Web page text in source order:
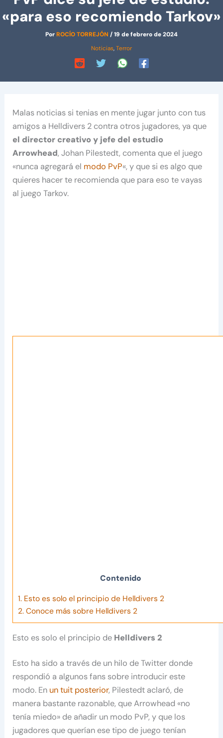
«para eso recomiendo Tarkov»
PorROCÍO TORREJÓN /19 de febrero de 2024
Noticias,Terror
Malas noticias si tenias en mente jugar junto con tus
amigos a Helldivers 2 contra otros jugadores, ya que
el director creativo y jefe del estudio
Arrowhead, Johan Pilestedt, comenta que el juego
«nunca agregará el modo PvP«, y que si es algo que
quieres hacer te recomienda que para eso te vayas
al juego Tarkov.
Contenido
1. Esto es solo el principio de Helldivers 2
2. Conoce más sobre Helldivers 2
Esto es solo el principio de Helldivers 2
Esto ha sido a través de un hilo de Twitter donde
respondió a algunos fans sobre introducir este
modo. En un tuit posterior, Pilestedt aclaró, de
manera bastante razonable, que Arrowhead «no
tenía miedo» de añadir un modo PvP, y que los
jugadores que querían ese tipo de juego tenían